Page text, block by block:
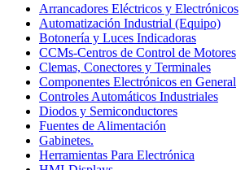
Arrancadores Eléctricos y Electrónicos
Automatización Industrial (Equipo)
Botonería y Luces Indicadoras
CCMs-Centros de Control de Motores
Clemas, Conectores y Terminales
Componentes Electrónicos en General
Controles Automáticos Industriales
Diodos y Semiconductores
Fuentes de Alimentación
Gabinetes.
Herramientas Para Electrónica